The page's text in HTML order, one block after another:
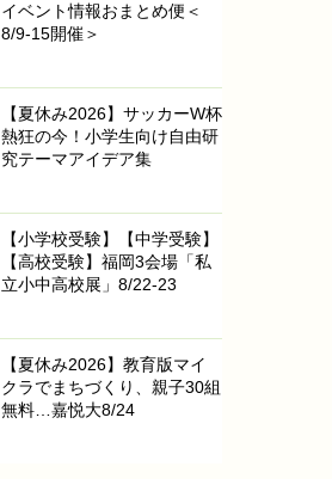
イベント情報おまとめ便＜
8/9-15開催＞
【夏休み2026】サッカーW杯
熱狂の今！小学生向け自由研
究テーマアイデア集
【小学校受験】【中学受験】
【高校受験】福岡3会場「私
立小中高校展」8/22-23
【夏休み2026】教育版マイ
クラでまちづくり、親子30組
無料…嘉悦大8/24